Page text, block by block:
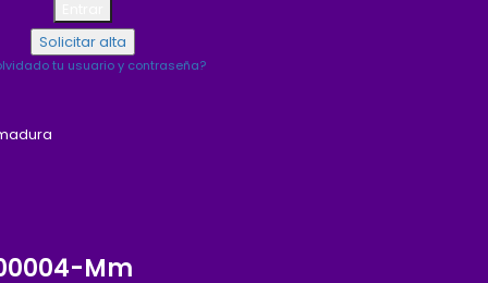
tu usuario y contraseña?
Mm